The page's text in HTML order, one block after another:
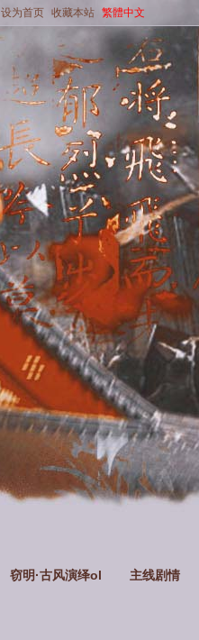
设为首页 收藏本站 繁體中文
窃明·古风演绎ol 主线剧情